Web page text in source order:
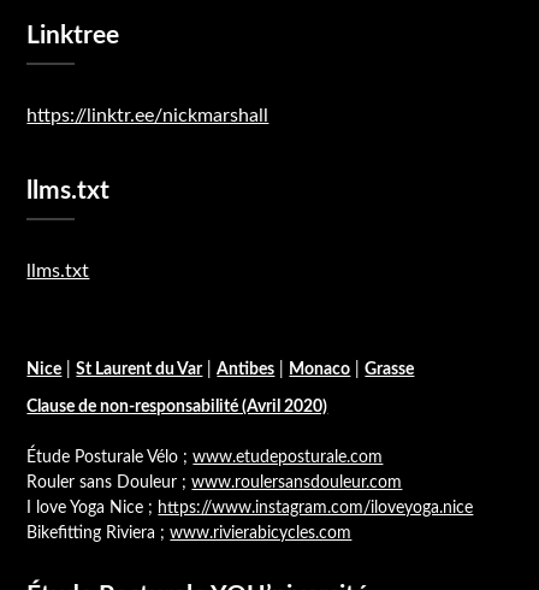
Linktree
https://linktr.ee/nickmarshall
llms.txt
llms.txt
Nice |St Laurent du Var|Antibes Monaco |Grasse
Clause de non-responsabilité (Avril 2020)
Étude Posturale Vélo ;www.etudeposturale.com
Rouler sans Douleur ;www.roulersansdouleur.com
I love Yoga Nice ; https://www.instagram.com/iloveyoga.nice
Bikefitting Riviera ;www.rivierabicycles.com